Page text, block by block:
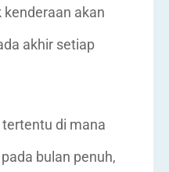
akan
akhir setiap
di mana
bulan penuh,